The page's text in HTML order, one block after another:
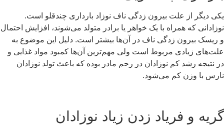
یکی دیگر از علت بیرون زدگی ناف نوزاد بارداری چندقلو است.
نوزادانی که همراه با یک خواهر یا برادر متولد می‌شوند، افزایش احتمال
و ریسک بیرون‌ زدگی ناف در آن‌ها بیشتر است. دلیل این موضوع به
علت‌های زیادی مربوط است ولی مهم‌ترین آن‌ها کمبود مواد غذایی و
در نتیجه رشد کم نوزادان در رحم مادر بوده که باعث تولد نوزادان
نارس با وزن کم می‌شود.
گریه و فریاد زدن زیاد نوزادان